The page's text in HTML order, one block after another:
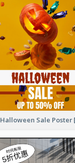
Halloween Sale Poster